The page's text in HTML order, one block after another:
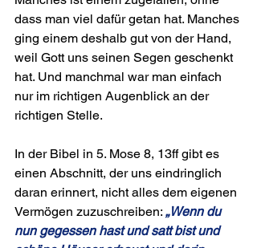
dass man viel dafür getan hat. Manches
ging einem deshalb gut von der Hand,
weil Gott uns seinen Segen geschenkt
hat. Und manchmal war man einfach
nur im richtigen Augenblick an der
richtigen Stelle.
In der Bibel in 5. Mose 8, 13ff gibt es
einen Abschnitt, der uns eindringlich
daran erinnert, nicht alles dem eigenen
Vermögen zuzuschreiben: „Wenn du
nun gegessen hast und satt bist und